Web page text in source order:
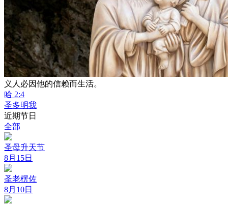
义人必因他的信赖而生活。
哈 2:4
圣多明我
近期节日
全部
圣母升天节
8月15日
圣老楞佐
8月10日